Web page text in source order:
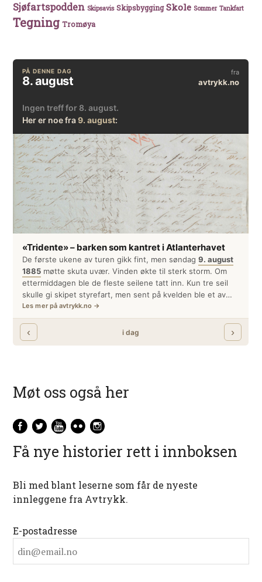
Sjøfartspodden Skipsavis Skipsbygging Skole Sommer Tankfart
Tegning Tromøya
Møt oss også her
Få nye historier rett i innboksen
Bli med blant leserne som får de nyeste
innleggene fra Avtrykk.
E-postadresse